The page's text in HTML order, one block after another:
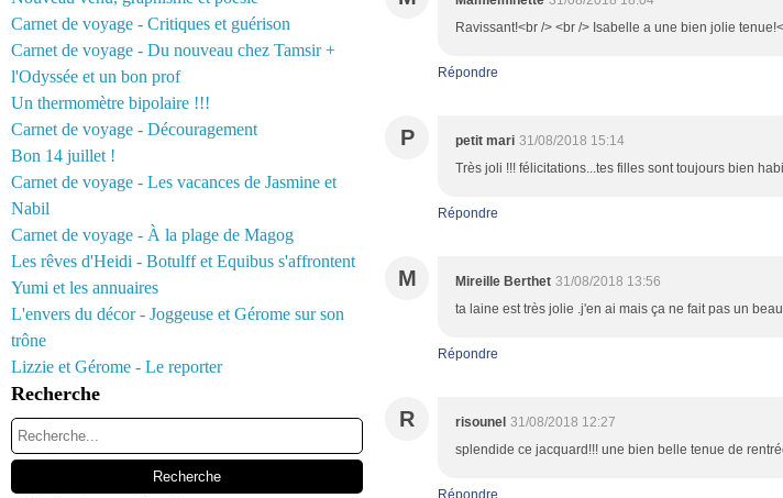
Carnet de voyage - Critiques et guérison
Carnet de voyage - Du nouveau chez Tamsir +
l'Odyssée et un bon prof
Un thermomètre bipolaire !!!
Carnet de voyage - Découragement
Bon 14 juillet !
Carnet de voyage - Les vacances de Jasmine et
Nabil
Carnet de voyage - À la plage de Magog
Les rêves d'Heidi - Botulff et Equibus s'affrontent
Yumi et les annuaires
L'envers du décor - Joggeuse et Gérome sur son
trône
Lizzie et Gérome - Le reporter
Recherche
Ravissant!<br /> <br /> Isabelle a une bien jolie
Répondre
P petit mari 31/08/2018 15:14
Très joli !!! félicitations...tes filles sont toujours bien
Répondre
M Mireille Berthet 31/08/2018 13:56
ta laine est très jolie .j'en ai mais ça ne fait pas un
Répondre
R risounel 31/08/2018 12:27
splendide ce jacquard!!! une bien belle tenue de
Répondre